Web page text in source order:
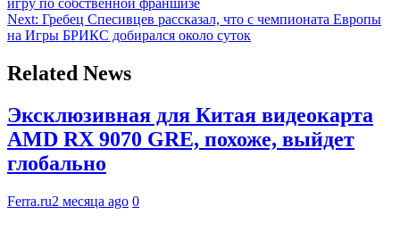
игру по собственной франшизе
Next: Гребец Спесивцев рассказал, что с чемпионата Европы
на Игры БРИКС добирался около суток
Related News
Эксклюзивная для Китая видеокарта
AMD RX 9070 GRE, похоже, выйдет
глобально
Ferra.ru2 месяца ago 0